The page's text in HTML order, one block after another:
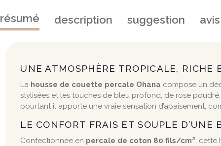
résumé description suggestion
UNE ATMOSPHÈRE TROPICALE, RICHE
La housse de couette percale Ohana compose un
stylisées et les touches de bleu profond, de rose
pourtant il apporte une vraie sensation d’apaisement,
LE CONFORT FRAIS ET SOUPLE D’UNE
Confectionnée en percale de coton 80 fils/cm², cette